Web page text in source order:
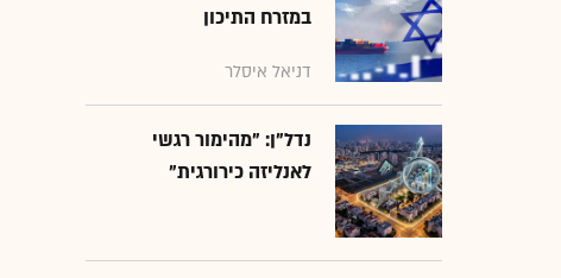
במזרח התיכון
דניאל איסלר
נדל"ן: "מהימור רגשי
לאנליזה כירורגית"